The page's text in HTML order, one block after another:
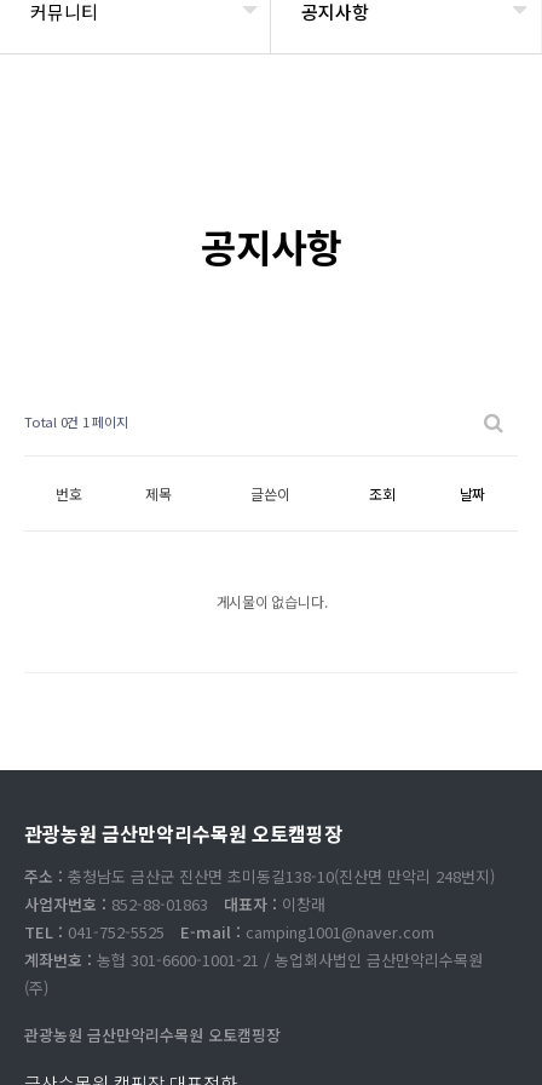
커뮤니티 공지사항
공지사항
Total 0건 1 페이지
번호 제목 글쓴이 조회 날짜
게시물이 없습니다.
관광농원 금산만악리수목원 오토캠핑장
주소 : 충청남도 금산군 진산면 초미동길138-10(진산면 만악리 248번지)
사업자번호 : 852-88-01863 대표자 : 이창래
TEL : 041-752-5525 E-mail : camping1001@naver.com
계좌번호 : 농협 301-6600-1001-21 / 농업회사법인 금산만악리수목원
(주)
관광농원 금산만악리수목원 오토캠핑장